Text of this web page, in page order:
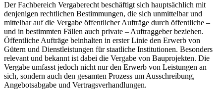
Der Fachbereich Vergaberecht beschäftigt sich hauptsächlich mit
denjenigen rechtlichen Bestimmungen, die sich unmittelbar und
mittelbar auf die Vergabe öffentlicher Aufträge durch öffentliche –
und in bestimmten Fällen auch private – Auftraggeber beziehen.
Öffentliche Aufträge beinhalten in erster Linie den Erwerb von
Gütern und Dienstleistungen für staatliche Institutionen. Besonders
relevant und bekannt ist dabei die Vergabe von Bauprojekten. Die
Vergabe umfasst jedoch nicht nur den Erwerb von Leistungen an
sich, sondern auch den gesamten Prozess um Ausschreibung,
Angebotsabgabe und Vertragsverhandlungen.